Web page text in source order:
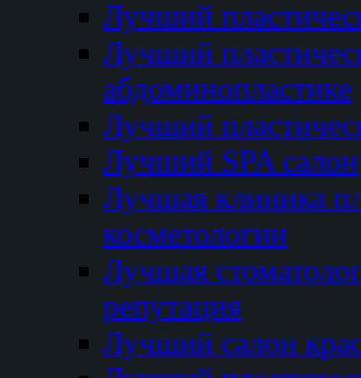
Лучший
Лучший
абдоминопластике
Лучший
Лучший SPA салон
Лучшая клиника
косметологии
Лучшая
репутация
Лучший салон